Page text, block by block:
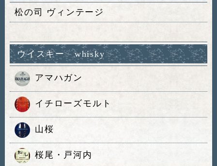
松の司 ヴィンテージ
ウイスキー whisky
アマハガン
イチローズモルト
山桜
桜尾・戸河内